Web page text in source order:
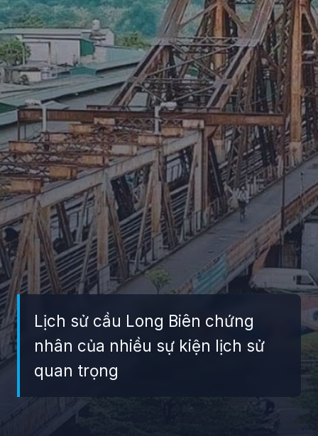
Lịch sử cầu Long Biên chứng
nhân của nhiều sự kiện lịch sử
quan trọng